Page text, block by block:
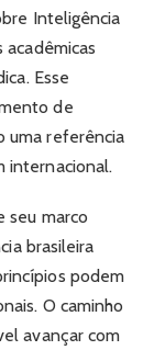
Inteligência
Esse
de
uma referência
internacional.
seu marco
brasileira
podem
O caminho
avançar com